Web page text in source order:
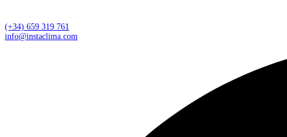
(+34) 659 319 761
info@instaclima.com